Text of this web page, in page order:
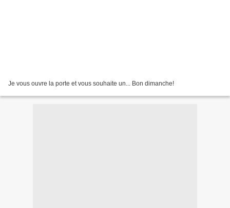
Je vous ouvre la porte et vous souhaite un... Bon dimanche!